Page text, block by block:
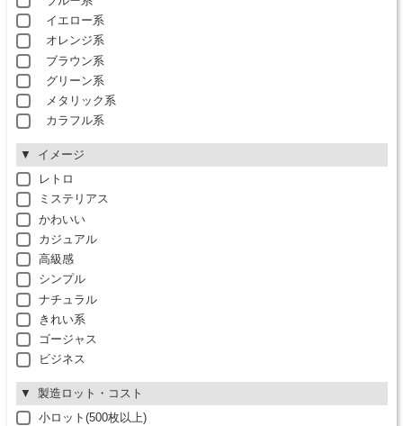
イエロー系
オレンジ系
ブラウン系
グリーン系
メタリック系
カラフル系
イメージ
レトロ
ミステリアス
かわいい
カジュアル
高級感
シンプル
ナチュラル
きれい系
ゴージャス
ビジネス
製造ロット・コスト
小ロット(500枚以上)